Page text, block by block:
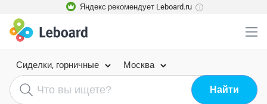
Яндекс рекомендует Leboard.ru i
Сиделки, горничные Москва